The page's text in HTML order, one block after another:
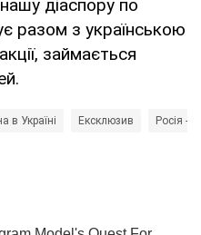
діаспору по
разом з українською
займається
в Україні Ексклюзив Росія -